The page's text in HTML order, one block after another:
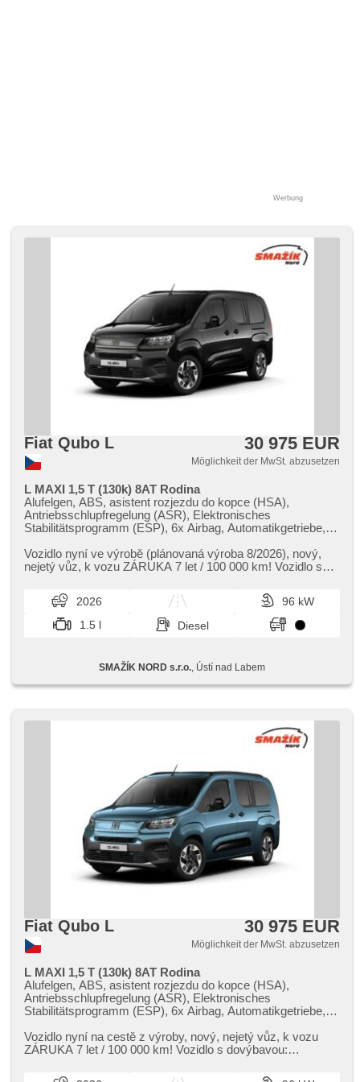
Werbung
Fiat Qubo L 30 975 EUR
Möglichkeit der MwSt. abzusetzen
L MAXI 1,5 T (130k) 8AT Rodina
Alufelgen, ABS, asistent rozjezdu do kopce (HSA),
Antriebsschlupfregelung (ASR), Elektronisches
Stabilitätsprogramm (ESP), 6x Airbag, Automatikgetriebe,
Zentralverriegelung, täglich Leuchten, Lenkrad einstellbar, 2-
Zonen Klimaanlage, elektronická ruční brzda, El. Spiegel,
höheneinstellbare Fahrersitz, El. Klappspiegel, beheizte
Lenkrad, zatmavená zadní skla, asistent jízdy v jízdním
pruhu, automatické přepínání dálkových světel,
Notbremsung (PEBS), Überwachung der Ermüdung des
startování, Blind Spot Anzeige, Fahrkamera, parkovací
senzory přední, parkovací senzory zadní, Navigation,
Außenthermometer, Reifendrucksensor,
Vozidlo nyní ve výrobě (plánovaná výroba 8/2026),​ nový,​
nejetý vůz,​ k vozu ZÁRUKA 7 let / 100 000 km! Vozidlo s
2026
96 kW
1.5 l
Diesel
SMAŽÍK NORD s.r.o. , Ústí nad Labem
Fiat Qubo L 30 975 EUR
Möglichkeit der MwSt. abzusetzen
L MAXI 1,5 T (130k) 8AT Rodina
Alufelgen, ABS, asistent rozjezdu do kopce (HSA),
Antriebsschlupfregelung (ASR), Elektronisches
Stabilitätsprogramm (ESP), 6x Airbag, Automatikgetriebe,
Zentralverriegelung, täglich Leuchten, Lenkrad einstellbar, 2-
Zonen Klimaanlage, elektronická ruční brzda, El. Spiegel,
höheneinstellbare Fahrersitz, El. Klappspiegel, beheizte
Vozidlo nyní na cestě z výroby,​ nový,​ nejetý vůz,​ k vozu
ZÁRUKA 7 let / 100 000 km! Vozidlo s dovýbavou: